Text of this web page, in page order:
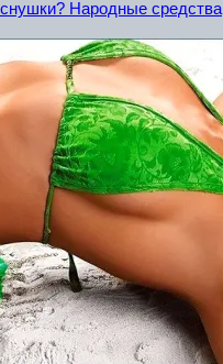
Народные средства